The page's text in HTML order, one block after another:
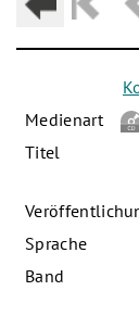
Medienart
Titel
Sprache
Band